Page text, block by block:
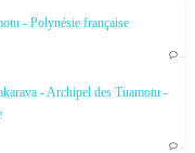
- Polynésie française
…
- Archipel des Tuamotu -
…